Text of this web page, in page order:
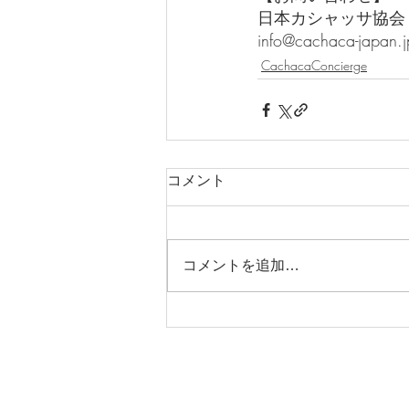
日本カシャッサ協
info@cachaca-
CachacaConcierge
コメント
コメントを追加…